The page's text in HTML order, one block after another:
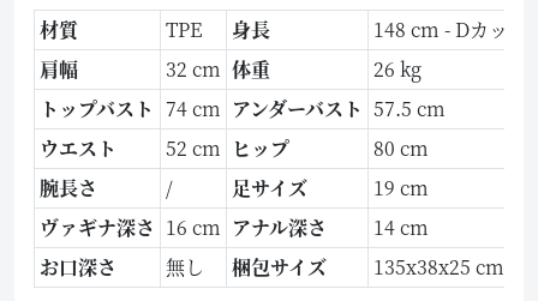
材質 TPE 身長
148 cm - Dカップ
肩幅
32 cm 体重
26 kg
トップバスト 74 cm アンダーバスト 57.5 cm
ウエスト
52 cm ヒップ
80 cm
腕長さ
/ 足サイズ
19 cm
ヴァギナ深さ 16 cm アナル深さ
14 cm
お口深さ
無し 梱包サイズ 135x38x25 cm